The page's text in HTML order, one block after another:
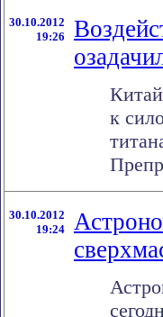
30.10.2012
19:26
к
30.10.2012
19:24